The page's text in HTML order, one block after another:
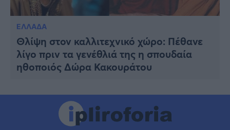
ΕΛΛΑΔΑ
Θλίψη στον καλλιτεχνικό χώρο: Πέθανε
λίγο πριν τα γενέθλιά της η σπουδαία
ηθοποιός Δώρα Κακουράτου